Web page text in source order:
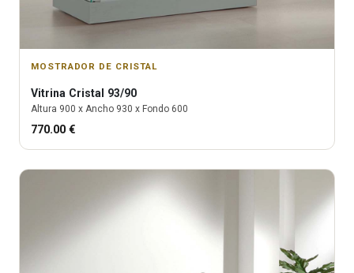
MOSTRADOR DE CRISTAL
Vitrina Cristal 93/90
Altura 900 x Ancho 930 x Fondo 600
770.00 €